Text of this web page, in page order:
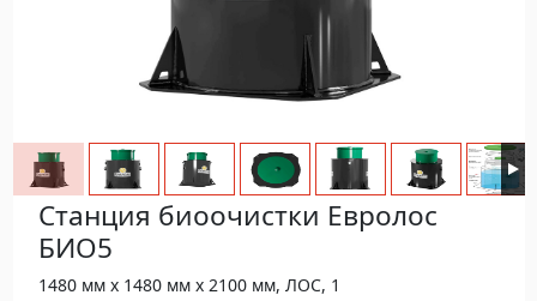
Станция биоочистки Евролос
БИО5
1480 мм х 1480 мм х 2100 мм, ЛОС, 1